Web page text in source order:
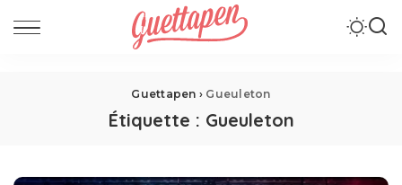
Guettapen › Gueuleton
Étiquette : Gueuleton